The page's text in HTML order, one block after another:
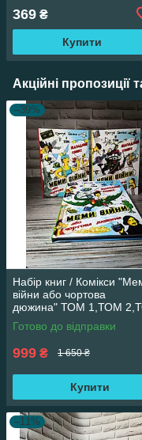
369 ₴
Купити
Акційні пропозиції
–39%
Набір книг / Комікси
війни або чортова
дюжина" ТОМ 1,ТОМ
3 Трегуб Ганна
Готово до відправки
999 ₴ 1 650 ₴
Купити
–11%